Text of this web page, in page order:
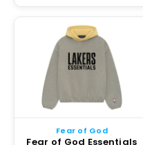
Fear of God
Fear of God Essentials